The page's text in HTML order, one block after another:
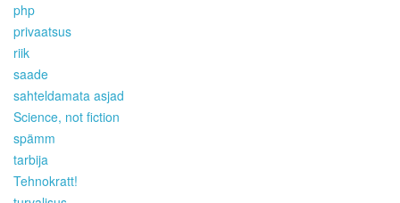
php
privaatsus
riik
saade
sahteldamata asjad
Science, not fiction
spämm
tarbija
Tehnokratt!